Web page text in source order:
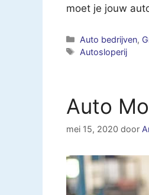
moet je jouw
Categorieën
Auto bedrijven,
Tags
Autosloperij
Auto
mei 15, 2020 door